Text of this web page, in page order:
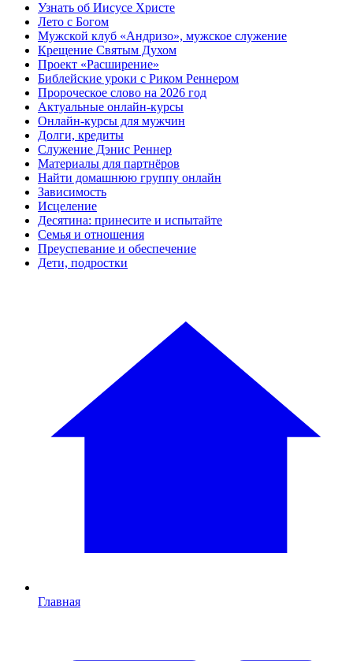
Узнать об Иисусе Христе
Лето с Богом
Мужской клуб «Андризо», мужское служение
Крещение Святым Духом
Проект «Расширение»
Библейские уроки с Риком Реннером
Пророческое слово на 2026 год
Актуальные онлайн-курсы
Онлайн-курсы для мужчин
Долги, кредиты
Служение Дэнис Реннер
Материалы для партнёров
Найти домашнюю группу онлайн
Зависимость
Исцеление
Десятина: принесите и испытайте
Семья и отношения
Преуспевание и обеспечение
Дети, подростки
Главная